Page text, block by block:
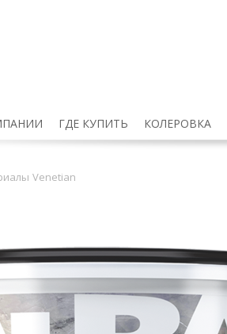
ГДЕ КУПИТЬ КОЛЕРОВКА
Venetian